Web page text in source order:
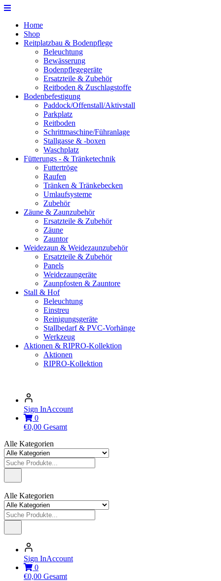
Home
Shop
Reitplatzbau & Bodenpflege
Beleuchtung
Bewässerung
Bodenpflegegeräte
Ersatzteile & Zubehör
Reitboden & Zuschlagstoffe
Bodenbefestigung
Paddock/Offenstall/Aktivstall
Parkplatz
Reitboden
Schrittmaschine/Führanlage
Stallgasse & -boxen
Waschplatz
Fütterungs - & Tränketechnik
Futtertröge
Raufen
Tränken & Tränkebecken
Umlaufsysteme
Zubehör
Zäune & Zaunzubehör
Ersatzteile & Zubehör
Zäune
Zauntor
Weidezaun & Weidezaunzubehör
Ersatzteile & Zubehör
Panels
Weidezaungeräte
Zaunpfosten & Zauntore
Stall & Hof
Beleuchtung
Einstreu
Reinigungsgeräte
Stallbedarf & PVC-Vorhänge
Werkzeug
Aktionen & RIPRO-Kollektion
Aktionen
RIPRO-Kollektion
Sign InAccount
0
€0,00 Gesamt
Alle Kategorien
Alle Kategorien
Sign InAccount
0
€0,00 Gesamt